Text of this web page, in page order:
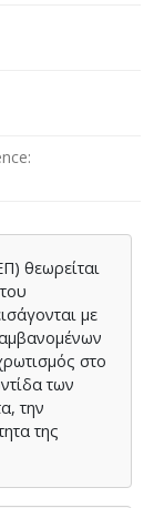
θεωρείται
με
στο
των
την
της